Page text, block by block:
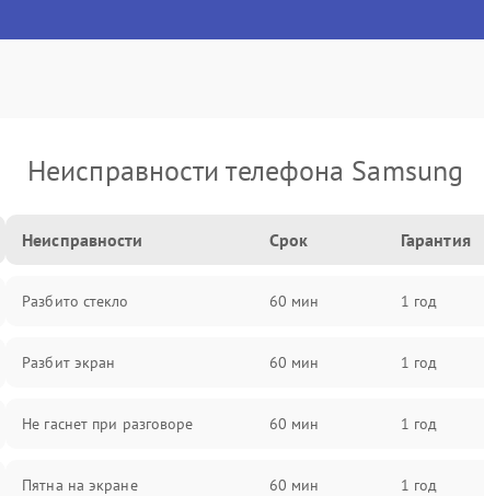
Неисправности телефона Samsung
Неисправности Срок Гарантия
Разбито стекло 60 мин 1 год
Разбит экран 60 мин 1 год
Не гаснет при разговоре 60 мин 1 год
Пятна на экране 60 мин 1 год